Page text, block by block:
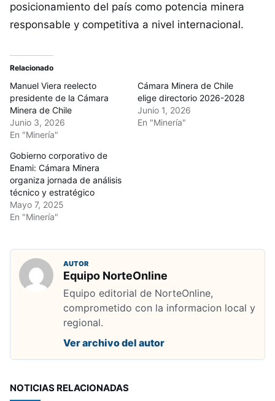
posicionamiento del país como potencia minera
responsable y competitiva a nivel internacional.
Relacionado
Manuel Viera reelecto
presidente de la Cámara
Minera de Chile
Junio 3, 2026
En "Minería"
Cámara Minera de Chile
elige directorio 2026-2028
Junio 1, 2026
En "Minería"
Gobierno corporativo de
Enami: Cámara Minera
organiza jornada de análisis
técnico y estratégico
Mayo 7, 2025
En "Minería"
AUTOR
Equipo NorteOnline
Equipo editorial de NorteOnline,
comprometido con la informacion local y
regional.
Ver archivo del autor
NOTICIAS RELACIONADAS